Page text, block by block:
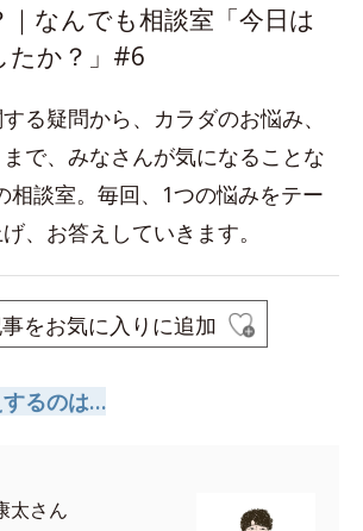
なんでも相談室「今日は
たか？」#6
る疑問から、カラダのお悩み、
で、みなさんが気になることな
相談室。毎回、1つの悩みをテー
、お答えしていきます。
をお気に入りに追加
るのは…
さん